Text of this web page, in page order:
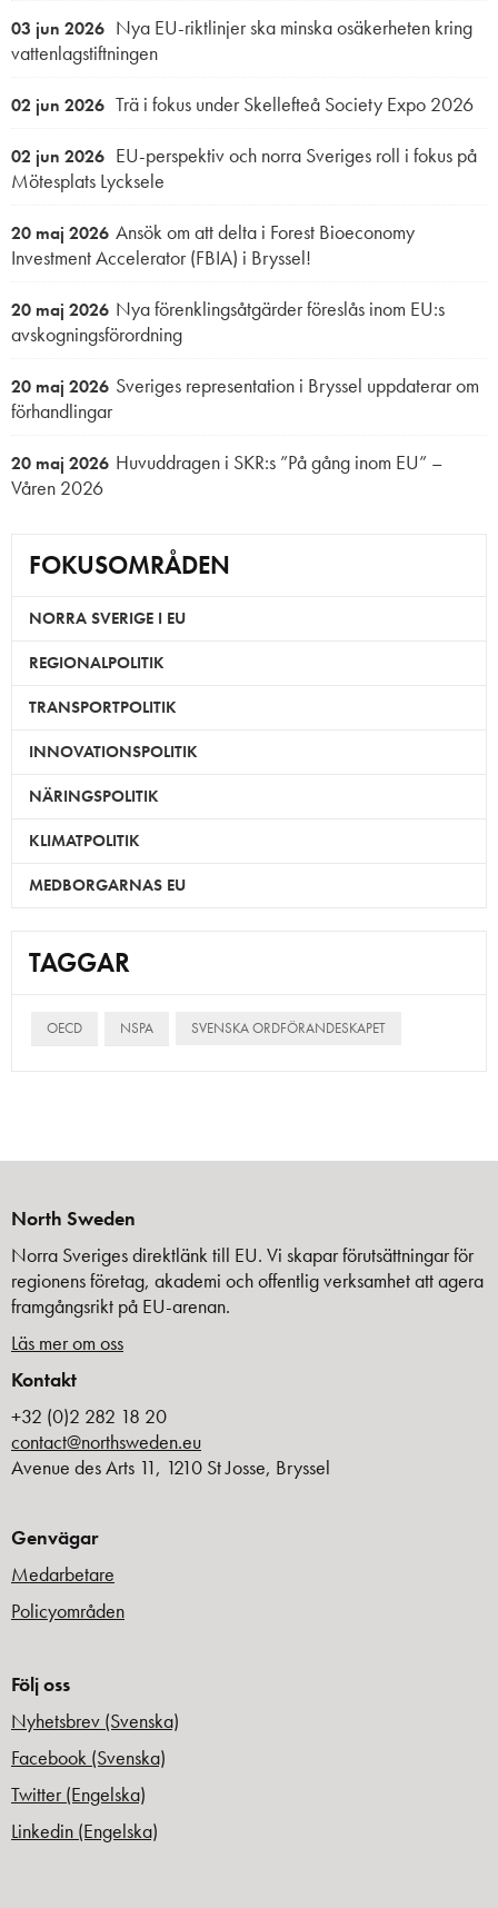
03 jun 2026 Nya EU-riktlinjer ska minska osäkerheten kring
vattenlagstiftningen
02 jun 2026 Trä i fokus under Skellefteå Society Expo 2026
02 jun 2026 EU-perspektiv och norra Sveriges roll i fokus på
Mötesplats Lycksele
20 maj 2026 Ansök om att delta i Forest Bioeconomy
Investment Accelerator (FBIA) i Bryssel!
20 maj 2026 Nya förenklingsåtgärder föreslås inom EU:s
avskogningsförordning
20 maj 2026 Sveriges representation i Bryssel uppdaterar om
förhandlingar
20 maj 2026 Huvuddragen i SKR:s ”På gång inom EU” –
Våren 2026
FOKUSOMRÅDEN
NORRA SVERIGE I EU
REGIONALPOLITIK
TRANSPORTPOLITIK
INNOVATIONSPOLITIK
NÄRINGSPOLITIK
KLIMATPOLITIK
MEDBORGARNAS EU
TAGGAR
OECD NSPA SVENSKA ORDFÖRANDESKAPET
North Sweden
Norra Sveriges direktlänk till EU. Vi skapar förutsättningar för
regionens företag, akademi och offentlig verksamhet att agera
framgångsrikt på EU-arenan.
Läs mer om oss
Kontakt
+32 (0)2 282 18 20
contact@northsweden.eu
Avenue des Arts 11, 1210 St Josse, Bryssel
Genvägar
Medarbetare
Policyområden
Följ oss
Nyhetsbrev (Svenska)
Facebook (Svenska)
Twitter (Engelska)
Linkedin (Engelska)